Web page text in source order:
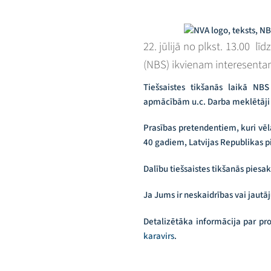
22. jūlijā no plkst. 13.00
(NBS) ikvienam
Tiešsaistes tikšanās laikā
apmācībām u.c. Darba
Prasības pretendentiem, kuri
40 gadiem, Latvijas Republikas
Dalību tiešsaistes tikšanās
Ja Jums ir neskaidrības vai
Detalizētāka informācija par
karavirs.